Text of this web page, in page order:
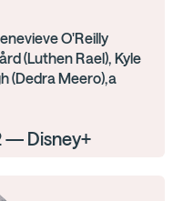
O'Reilly
(Luthen Rael), Kyle
(Dedra Meero),a
— Disney+